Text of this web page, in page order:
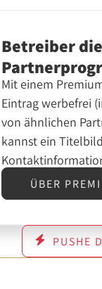
Betreiber
Mit einem
Eintrag werbefrei
von ähnlichen
kannst ein
ÜBER
PUSHE